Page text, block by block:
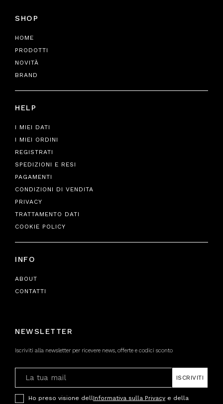
SHOP
HOME
PRODOTTI
NOVITÀ
BRAND
HELP
I MIEI DATI
I MIEI ORDINI
REGISTRATI
SPEDIZIONI E RESI
PAGAMENTI
CONDIZIONI DI VENDITA
PRIVACY
TRATTAMENTO DATI
COOKIE POLICY
INFO
ABOUT
CONTATTI
NEWSLETTER
Iscriviti alla newsletter per ricevere news, offerte e codici sconto
ISCRIVITI
Ho preso visione dell Informativa sulla Privacy e della